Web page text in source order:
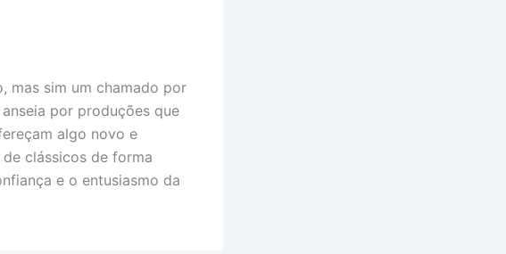
mas sim um chamado por
por produções que
algo novo e
clássicos de forma
e o entusiasmo da